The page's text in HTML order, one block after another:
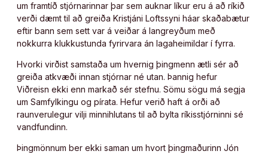
um framtíð stjórnarinnar þar sem auknar líkur eru á að ríkið
verði dæmt til að greiða Kristjáni Loftssyni háar skaðabætur
eftir bann sem sett var á veiðar á langreyðum með
nokkurra klukkustunda fyrirvara án lagaheimildar í fyrra.
Hvorki virðist samstaða um hvernig þingmenn ætli sér að
greiða atkvæði innan stjórnar né utan. Þannig hefur
Viðreisn ekki enn markað sér stefnu. Sömu sögu má segja
um Samfylkingu og pírata. Hefur verið haft á orði að
raunverulegur vilji minnihlutans til að bylta ríkisstjórninni sé
vandfundinn.
Þingmönnum ber ekki saman um hvort þingmaðurinn Jón